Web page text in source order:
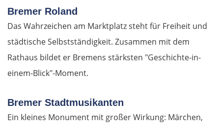
Bremer Roland
Das Wahrzeichen am Marktplatz steht für Freiheit und
städtische Selbstständigkeit. Zusammen mit dem
Rathaus bildet er Bremens stärksten "Geschichte-in-
einem-Blick"-Moment.
Bremer Stadtmusikanten
Ein kleines Monument mit großer Wirkung: Märchen,
Râmnicu Vâlcea
Pitești
Bulgarien Ost